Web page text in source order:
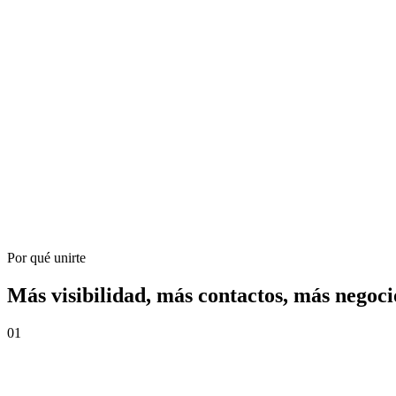
Por qué unirte
Más visibilidad, más contactos, más
01